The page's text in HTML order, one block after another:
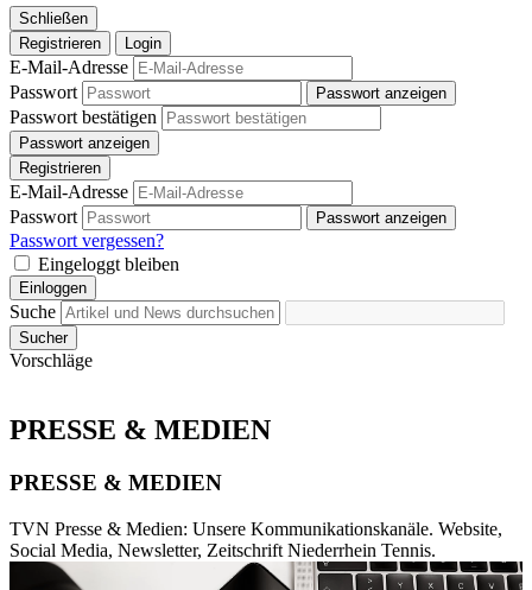
Schließen
Registrieren
Login
E-Mail-Adresse
Passwort
Passwort anzeigen
Passwort bestätigen
Passwort anzeigen
Registrieren
E-Mail-Adresse
Passwort
Passwort anzeigen
Passwort vergessen?
Eingeloggt bleiben
Einloggen
Suche
Sucher
Vorschläge
PRESSE & MEDIEN
PRESSE & MEDIEN
TVN Presse & Medien: Unsere Kommunikationskanäle. Website,
Social Media, Newsletter, Zeitschrift Niederrhein Tennis.